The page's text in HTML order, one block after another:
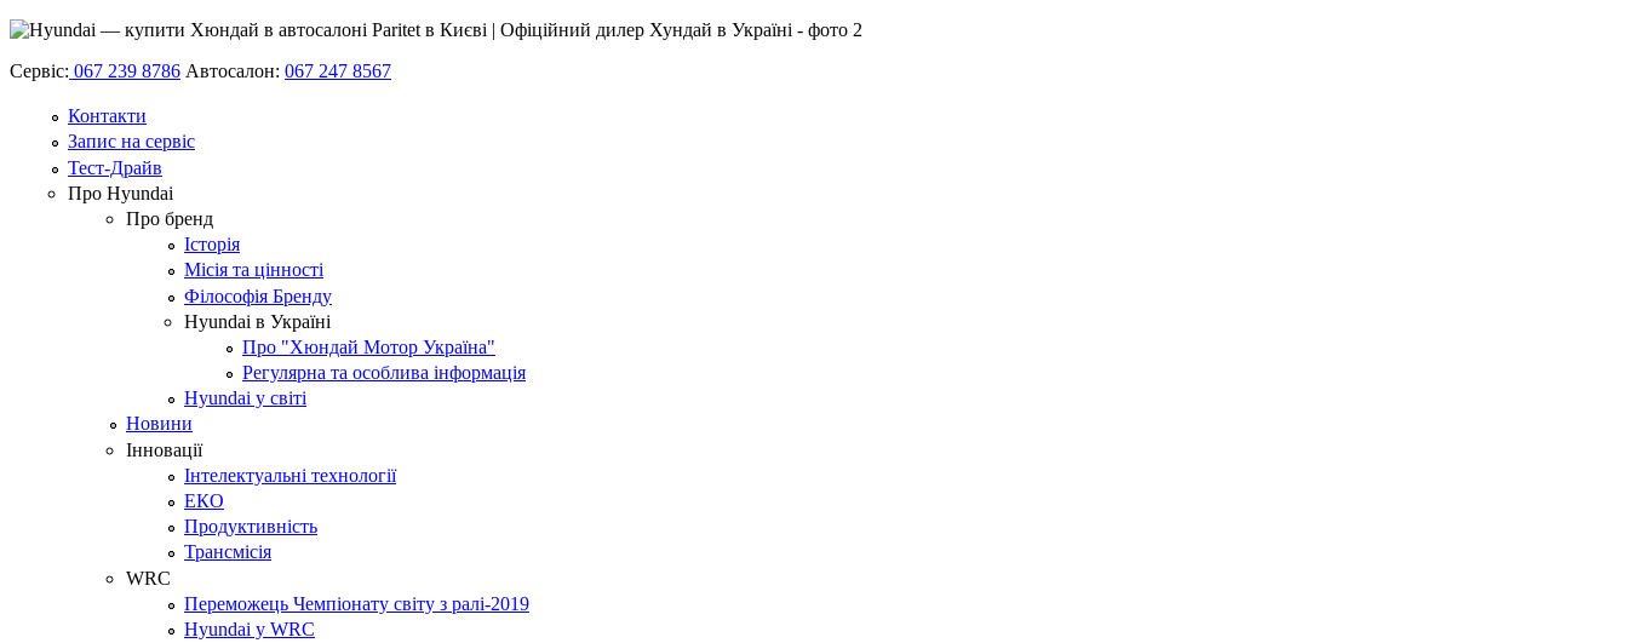
Сервіс: 067 239 8786 Автосалон: 067 247 8567
Контакти
Запис на сервіс
Тест-Драйв
Про Hyundai
Про бренд
Історія
Місія та цінності
Філософія Бренду
Hyundai в Україні
Про "Хюндай Мотор Україна"
Регулярна та особлива інформація
Hyundai у світі
Новини
Інновації
Інтелектуальні технології
ЕКО
Продуктивність
Трансмісія
WRC
Переможець Чемпіонату світу з ралі-2019
Hyundai у WRC